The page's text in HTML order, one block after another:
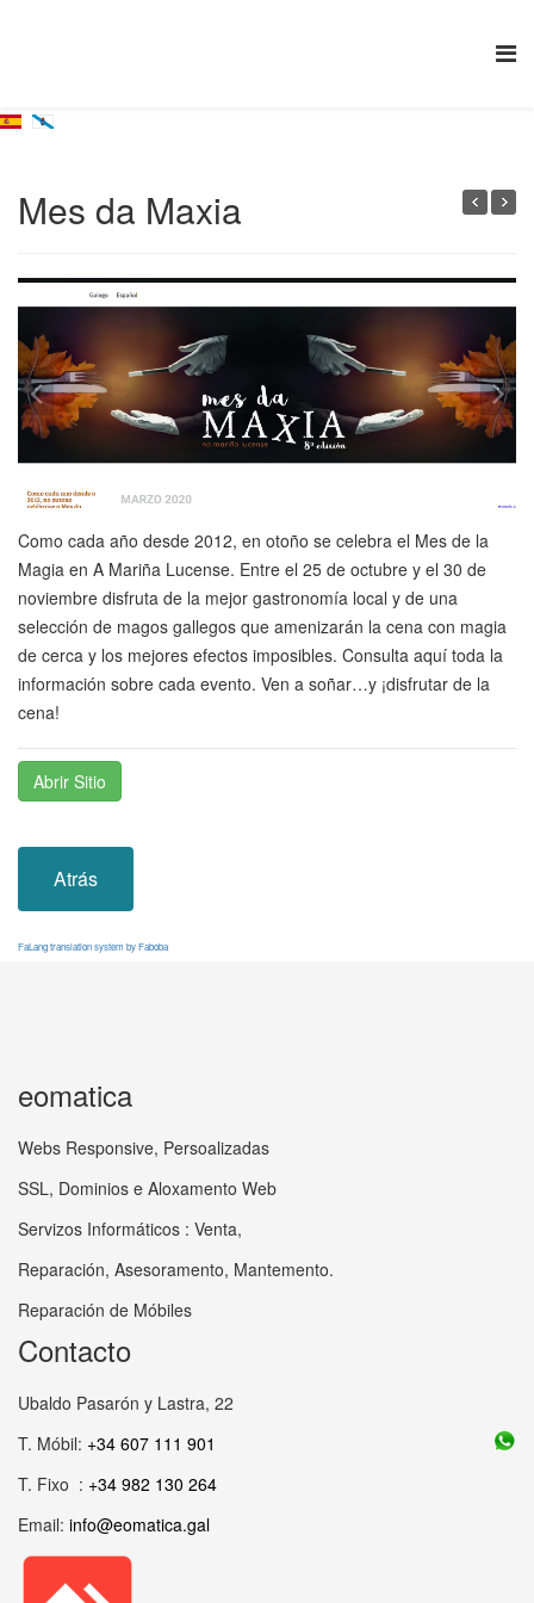
Mes da Maxia
Como cada año desde 2012, en otoño se celebra el Mes de la
Magia en A Mariña Lucense. Entre el 25 de octubre y el 30 de
noviembre disfruta de la mejor gastronomía local y de una
selección de magos gallegos que amenizarán la cena con magia
de cerca y los mejores efectos imposibles. Consulta aquí toda la
información sobre cada evento. Ven a soñar…y ¡disfrutar de la
cena!
Abrir Sitio
Atrás
FaLang translation system by Faboba
eomatica
Webs Responsive, Persoalizadas
SSL, Dominios e Aloxamento Web
Servizos Informáticos : Venta,
Reparación, Asesoramento, Mantemento.
Reparación de Móbiles
Contacto
Ubaldo Pasarón y Lastra, 22
T. Móbil: +34 607 111 901
T. Fixo : +34 982 130 264
Email: info@eomatica.gal